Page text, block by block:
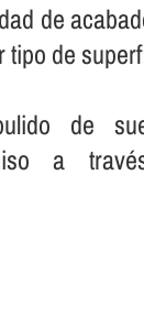
de
tipo de
de
a